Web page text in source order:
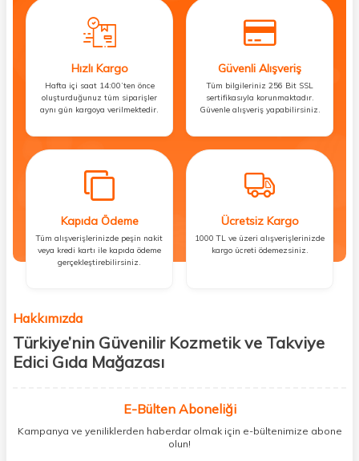
Hızlı Kargo
Hafta içi saat 14:00’ten önce
oluşturduğunuz tüm siparişler
aynı gün kargoya verilmektedir.
Güvenli Alışveriş
Tüm bilgileriniz 256 Bit SSL
sertifikasıyla korunmaktadır.
Güvenle alışveriş yapabilirsiniz.
Kapıda Ödeme
Tüm alışverişlerinizde peşin nakit
veya kredi kartı ile kapıda ödeme
gerçekleştirebilirsiniz.
Ücretsiz Kargo
1000 TL ve üzeri alışverişlerinizde
kargo ücreti ödemezsiniz.
Hakkımızda
Türkiye’nin Güvenilir Kozmetik ve Takviye
Edici Gıda Mağazası
kişisel bakım hem de takviye edici gıda ürünlerini sizlerle
buluşturuyoruz. Artık mağaza mağaza dolaşmanıza gerek yok;
ihtiyacınız olan her şeyi tek bir çatı altında topluyor ve kapınıza kadar
E-Bülten Aboneliği
Kampanya ve yeniliklerden haberdar olmak için e-bültenimize abone
olun!